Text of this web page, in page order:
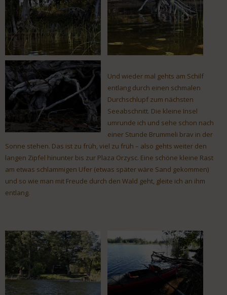
Und wieder mal gehts am Schilf
entlang durch einen schmalen
Durchschlupf zum nächsten
Seeabschnitt. Die kleine Insel
umrunde ich und sehe schon nach
einer Stunde Brummeli brav in der
Sonne stehen. Das ist zu früh, viel zu früh – also gehts weiter den
langen Zipfel hinunter bis zur Plaza Orzysc. Eine schöne kleine Rast
am etwas schlammigen Ufer (etwas später wäre Sand gekommen)
und so wie man mit Freude durch den Wald geht, gleite ich an ihm
entlang.